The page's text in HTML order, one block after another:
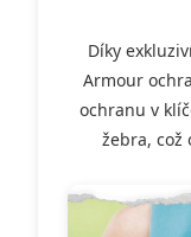
Díky
Armour
ochranu v
žebra, což